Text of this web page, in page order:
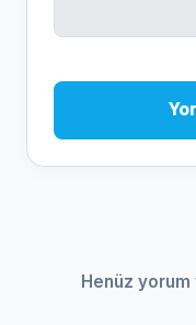
Henüz yorum